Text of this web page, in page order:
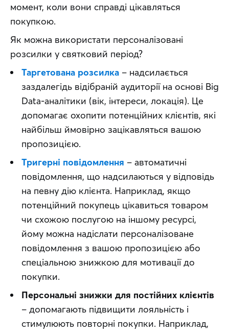
момент, коли вони справді цікавляться
покупкою.
Як можна використати персоналізовані
розсилки у святковий період?
Таргетована розсилка – надсилається
заздалегідь відібраній аудиторії на основі Big
Data-аналітики (вік, інтереси, локація). Це
допомагає охопити потенційних клієнтів, які
найбільш ймовірно зацікавляться вашою
пропозицією.
Тригерні повідомлення – автоматичні
повідомлення, що надсилаються у відповідь
на певну дію клієнта. Наприклад, якщо
потенційний покупець цікавиться товаром
чи схожою послугою на іншому ресурсі,
йому можна надіслати персоналізоване
повідомлення з вашою пропозицією або
спеціальною знижкою для мотивації до
покупки.
Персональні знижки для постійних клієнтів
– допомагають підвищити лояльність і
стимулюють повторні покупки. Наприклад,